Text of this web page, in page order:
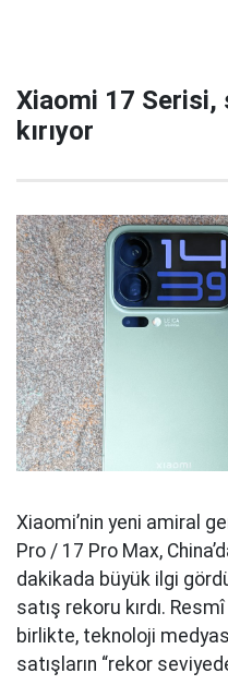
Xiaomi 17 Serisi,
kırıyor
Xiaomi’nin yeni amiral
Pro / 17 Pro Max,
dakikada büyük ilgi
satış rekoru kırdı.
birlikte, teknoloji
satışların “rekor